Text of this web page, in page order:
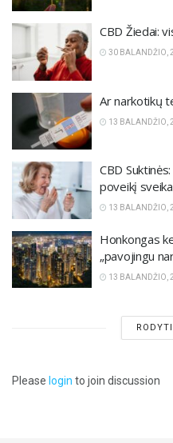
CBD Žiedai:
30 BALANDŽIO,
Ar narkotikų
13 BALANDŽIO,
CBD
poveikį
13 BALANDŽIO,
Honkongas
„pavojingu
13 BALANDŽIO,
Please login to join discussion